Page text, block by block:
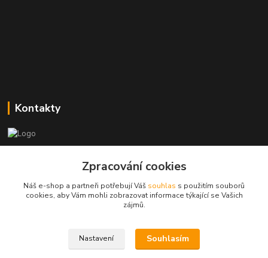
Kontakty
+420773237626
popisekhk@gmail.com
Zpracování cookies
Náš e-shop a partneři potřebují Váš souhlas s použitím souborů
cookies, aby Vám mohli zobrazovat informace týkající se Vašich
zájmů.
Nastavení Souhlasím